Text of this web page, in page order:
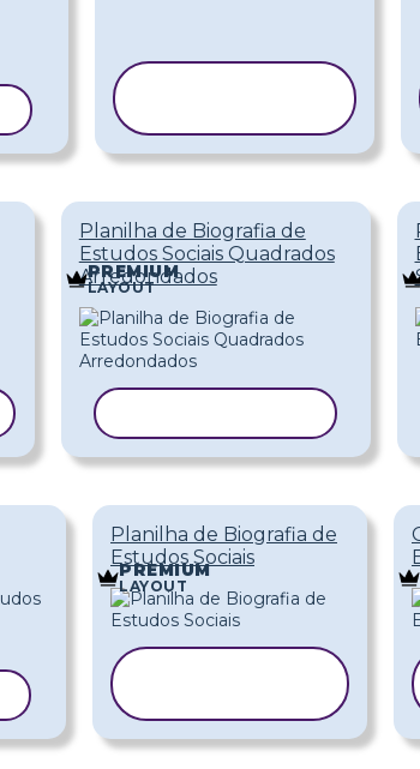
Planilha de Biografia de
Estudos Sociais Quadrados
Arredondados
PREMIUM
LAYOUT
Planilha de Biografia de
Estudos Sociais
PREMIUM
LAYOUT